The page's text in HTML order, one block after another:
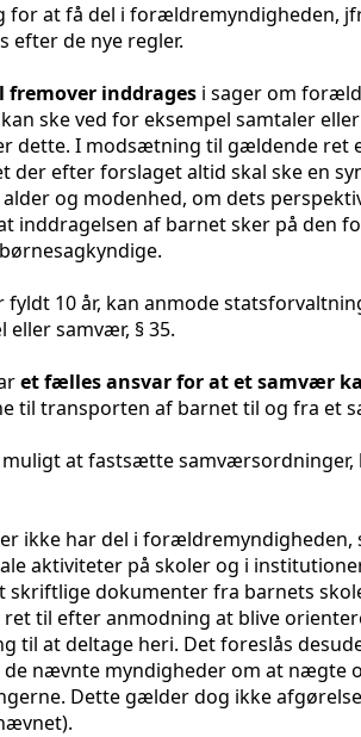
for at få del i forældremyndigheden,
efter de nye regler.
fremover inddrages i sager om
ske ved for eksempel samtaler
dette. I modsætning til gældende ret
der efter forslaget altid skal ske en
og modenhed, om dets
inddragelsen af barnet sker på den
fyldt 10 år, kan anmode
eller samvær, § 35.
et fælles ansvar for at et samvær
til transporten af barnet til og fra et
at fastsætte
ikke har del i
aktiviteter på skoler og i
skriftlige dokumenter fra barnets
ret til efter anmodning at blive
til at deltage heri. Det foreslås
nævnte myndigheder om at nægte
Dette gælder dog ikke